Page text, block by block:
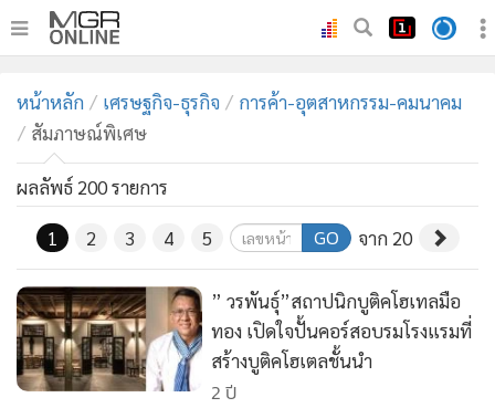
ทันเหตุการณ์
ภาคใต้
• ภูมิภาค
Online Section
บันเทิง
• ผู้จัดการรายวัน
• คอลัมนิสต์
• ละคร
• CbizReview
หน้าหลัก เศรษฐกิจ-ธุรกิจ
การค้า-อุตสาหกรรม-คมนาคม
สัมภาษณ์พิเศษ
ผลลัพธ์ 200 รายการ
1 2 3 4 5 GO จาก 20
” วรพันธุ์”สถาปนิกบูติคโฮเทลมือ
ทอง เปิดใจปั้นคอร์สอบรมโรงแรมที่
สร้างบูติคโฮเตลชั้นนำ
2 ปี